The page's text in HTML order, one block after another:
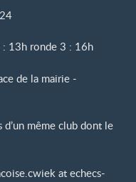
: 13h ronde 3 : 16h
de la mairie -
même club dont le
at echecs-